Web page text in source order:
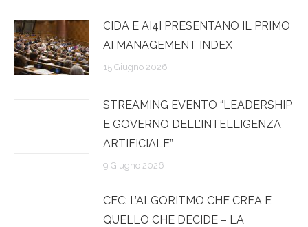
CIDA E AI4I PRESENTANO IL PRIMO
AI MANAGEMENT INDEX
15 Giugno 2026
STREAMING EVENTO “LEADERSHIP
E GOVERNO DELL’INTELLIGENZA
ARTIFICIALE”
9 Giugno 2026
CEC: L’ALGORITMO CHE CREA E
QUELLO CHE DECIDE – LA